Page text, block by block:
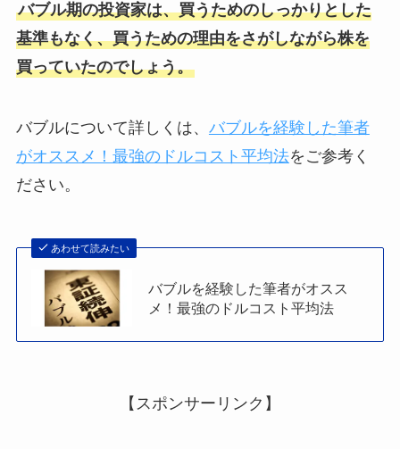
バブル期の投資家は、買うためのしっかりとした
基準もなく、買うための理由をさがしながら株を
買っていたのでしょう。
バブルについて詳しくは、 バブルを経験した筆者
がオススメ！最強のドルコスト平均法をご参考く
ださい。
あわせて読みたい
バブルを経験した筆者がオスス
メ！最強のドルコスト平均法
【スポンサーリンク】